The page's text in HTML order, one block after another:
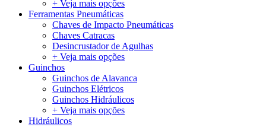
+ Veja mais opções
Ferramentas Pneumáticas
Chaves de Impacto Pneumáticas
Chaves Catracas
Desincrustador de Agulhas
+ Veja mais opções
Guinchos
Guinchos de Alavanca
Guinchos Elétricos
Guinchos Hidráulicos
+ Veja mais opções
Hidráulicos